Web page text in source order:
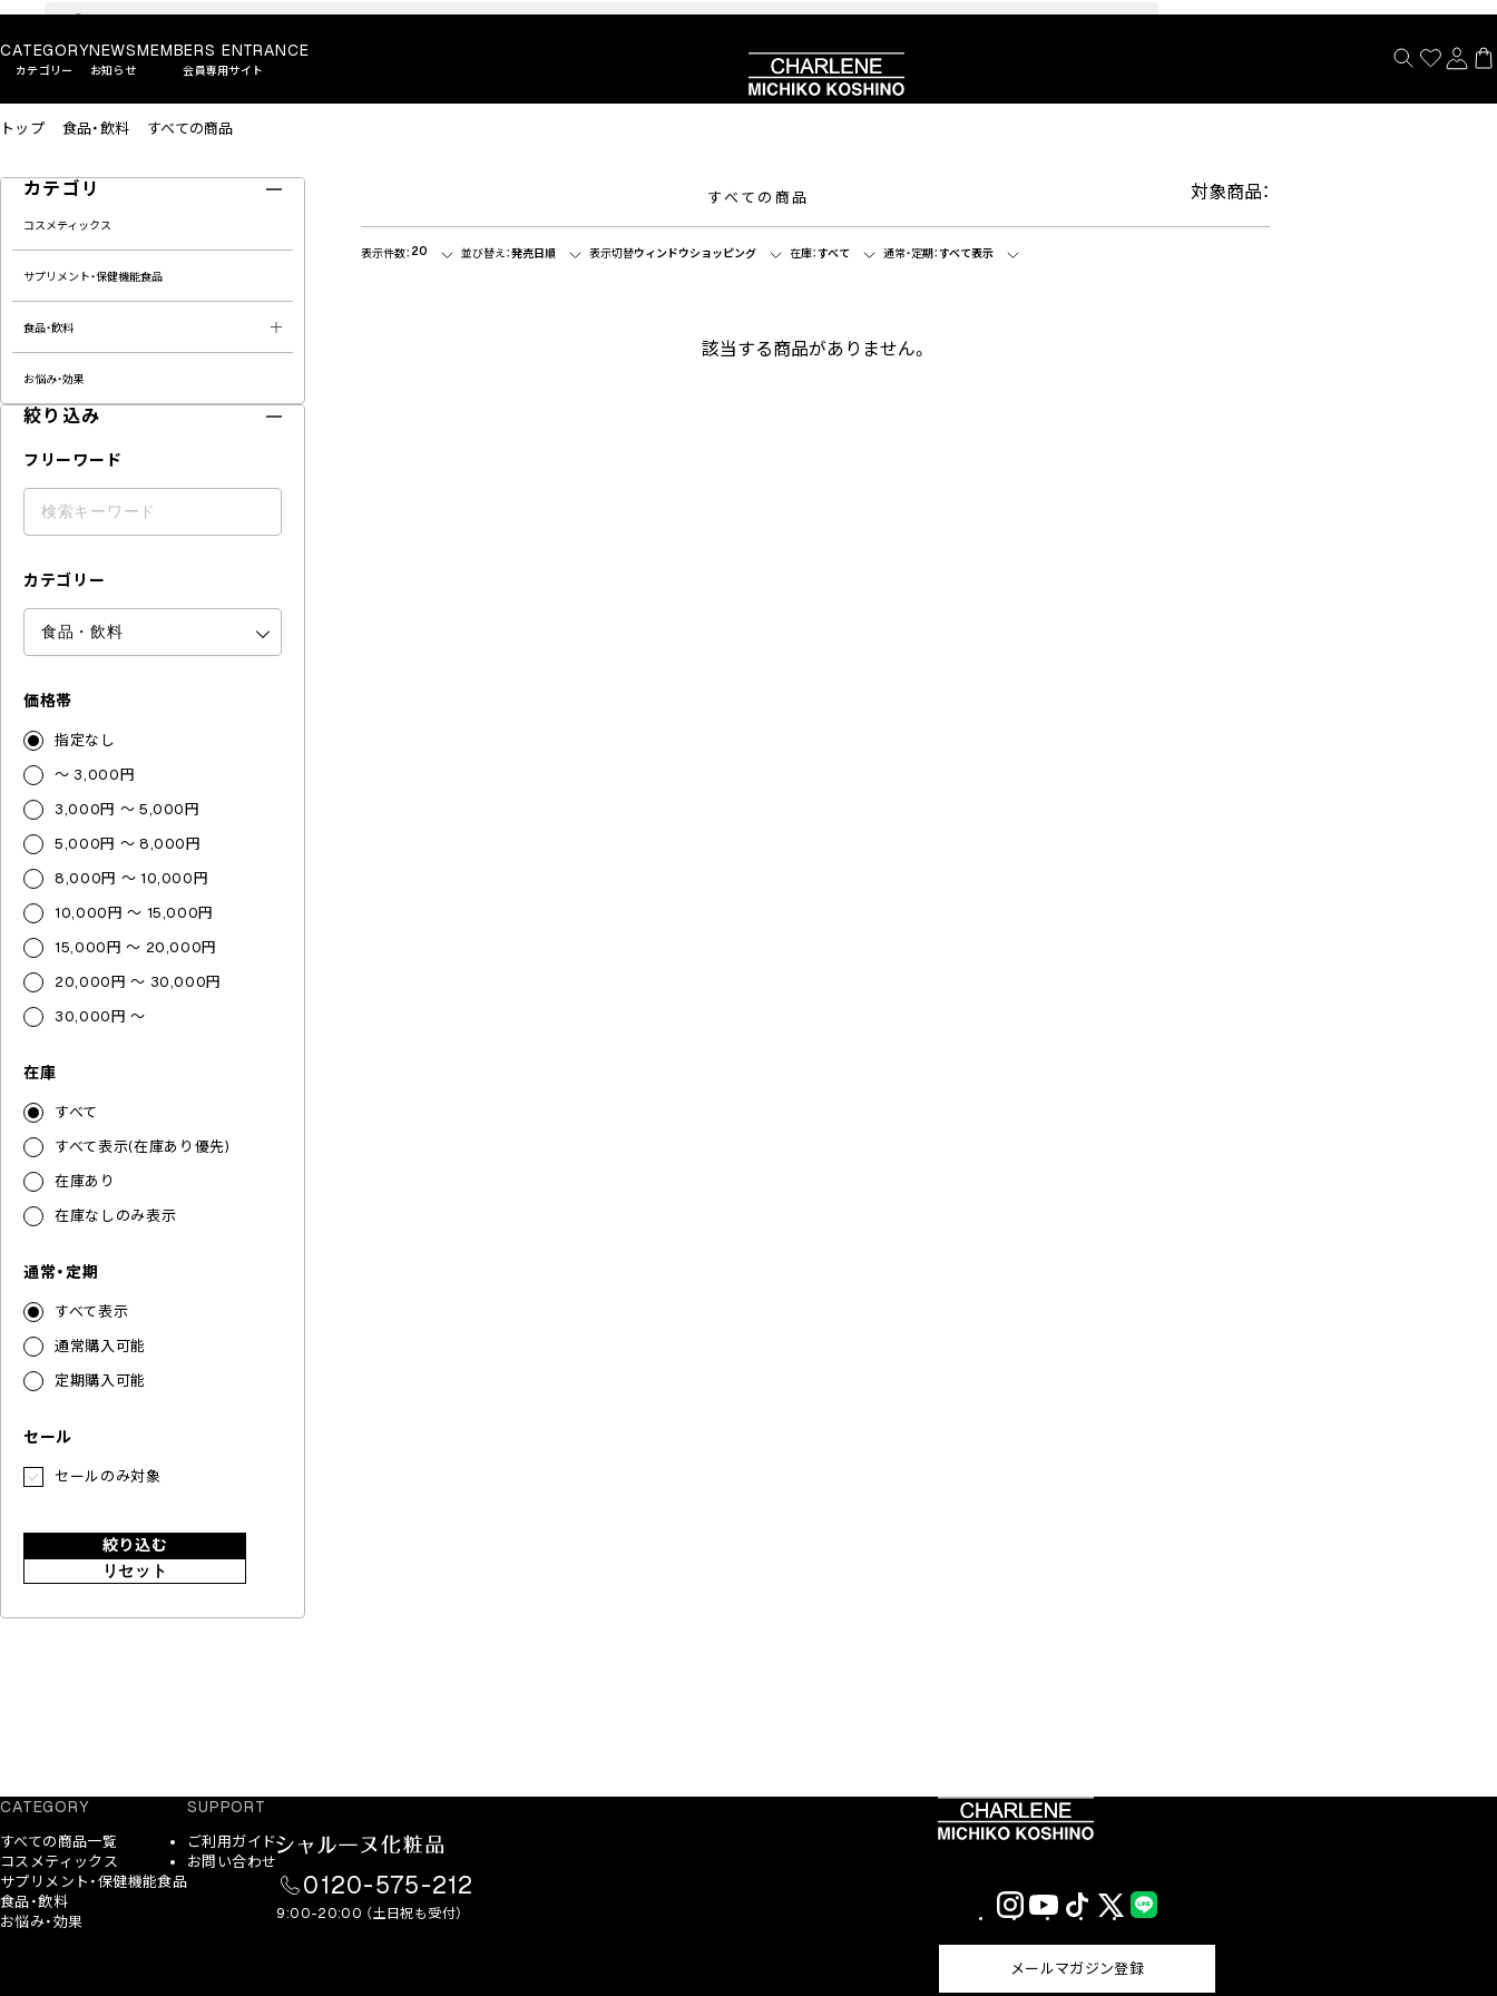
CATEGORY
カテゴリー
NEWS
お知らせ
MEMBERS ENTRANCE
会員専用サイト
トップ 食品・飲料 すべての商品
カテゴリ
コスメティックス
サプリメント・保健機能食品
食品・飲料
お悩み・効果
絞り込み
フリーワード
カテゴリー
価格帯
指定なし
～ 3,000円
3,000円 ～ 5,000円
5,000円 ～ 8,000円
8,000円 ～ 10,000円
10,000円 ～ 15,000円
15,000円 ～ 20,000円
20,000円 ～ 30,000円
30,000円 ～
在庫
すべて
すべて表示(在庫あり優先)
在庫あり
在庫なしのみ表示
通常・定期
すべて表示
通常購入可能
定期購入可能
セール
セールのみ対象
絞り込む
リセット
すべての商品 対象商品：
表示件数： 20 並び替え：発売日順 表示切替ウィンドウショッピング 在庫：すべて 通常・定期：すべて表示
該当する商品がありません。
CATEGORY
すべての商品一覧
コスメティックス
サプリメント・保健機能食品
食品・飲料
お悩み・効果
SUPPORT
ご利用ガイド
お問い合わせ
0120-575-212
9:00-20:00 （土日祝も受付）
InstagramYouTubeTikTok X
(Twitter)
メールマガジン登録